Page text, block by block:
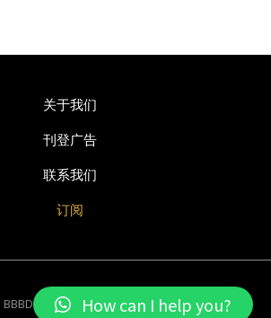
关于我们
刊登广告
联系我们
订阅
Creative Sdn Bhd. All rights reserved.
How can I help you?